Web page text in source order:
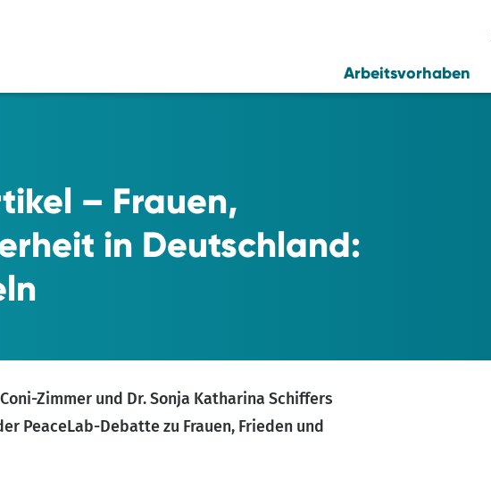
Arbeitsvorhaben
– Frauen,
in Deutschland:
Zimmer und Dr. Sonja Katharina Schiffers
PeaceLab-Debatte zu Frauen, Frieden und